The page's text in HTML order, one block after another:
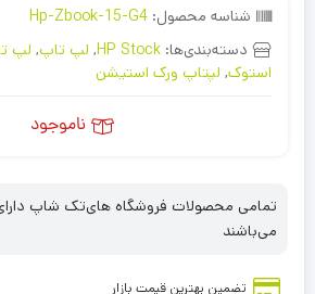
شناسه محصول: Hp-Zbook-15-G4
دسته‌بندی‌ها: HP Stock
, لپ تاپ, لپ
استوک, لپتاپ ورک استیشن
ناموجود
می‌باشند
تضمین بهترین قیمت بازار